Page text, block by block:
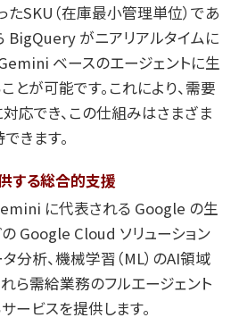
たSKU（在庫最小管理単位）であ
BigQuery がニアリアルタイムに
ベースのエージェントに生
とが可能です。これにより、需要
応でき、この仕組みはさまざま
きます。
する総合的支援
に代表される Google の生
Google Cloud ソリューション
分析、機械学習（ML）のAI領域
ら需給業務のフルエージェント
ービスを提供します。